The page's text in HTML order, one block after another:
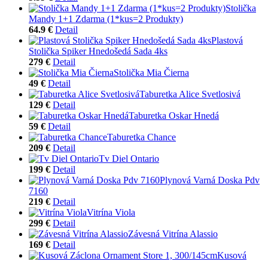
Stolička
Mandy 1+1 Zdarma (1*kus=2 Produkty)
64.9 € Detail
Plastová
Stolička Spiker Hnedošedá Sada 4ks
279 € Detail
Stolička Mia Čierna
49 € Detail
Taburetka Alice Svetlosivá
129 € Detail
Taburetka Oskar Hnedá
59 € Detail
Taburetka Chance
209 € Detail
Tv Diel Ontario
199 € Detail
Plynová Varná Doska Pdv
7160
219 € Detail
Vitrína Viola
299 € Detail
Závesná Vitrína Alassio
169 € Detail
Kusová